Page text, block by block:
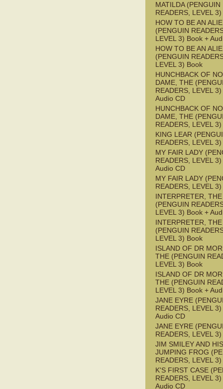
MATILDA (PENGUIN
READERS, LEVEL
HOW TO BE AN
(PENGUIN
LEVEL 3) Book +
HOW TO BE AN
(PENGUIN
LEVEL 3) Book
HUNCHBACK OF
DAME, THE
READERS, LEVEL
Audio CD
HUNCHBACK OF
DAME, THE
READERS, LEVEL
KING LEAR
READERS, LEVEL
MY FAIR LADY
READERS, LEVEL
Audio CD
MY FAIR LADY
READERS, LEVEL
INTERPRETER, THE
(PENGUIN
LEVEL 3) Book +
INTERPRETER, THE
(PENGUIN
LEVEL 3) Book
ISLAND OF DR
THE (PENGUIN
LEVEL 3) Book
ISLAND OF DR
THE (PENGUIN
LEVEL 3) Book +
JANE EYRE
READERS, LEVEL
Audio CD
JANE EYRE
READERS, LEVEL
JIM SMILEY AND HIS
JUMPING FROG
READERS, LEVEL
K'S FIRST CASE
READERS, LEVEL
Audio CD